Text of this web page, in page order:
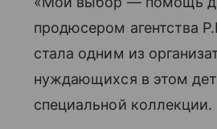
продюсером агентства
стала одним из
нуждающихся в этом
специальной коллекции.